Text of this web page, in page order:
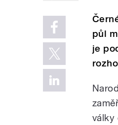
půl
je
války